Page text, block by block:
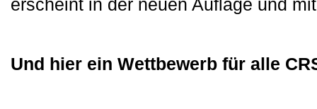
erscheint in der neuen Auflage und
Und hier ein Wettbewerb für alle